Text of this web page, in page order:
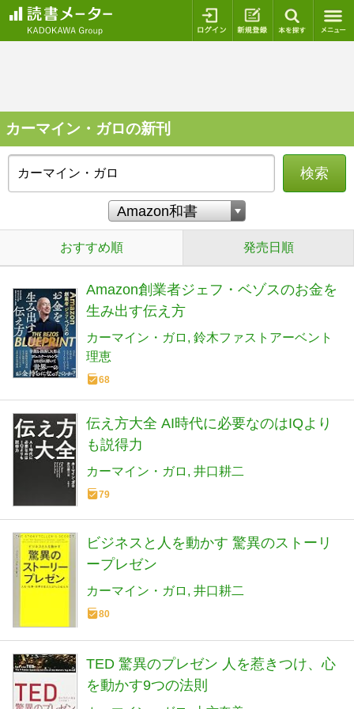
ログイン 新規登録
カーマイン・ガロの新刊
検索
おすすめ順 発売日順
Amazon創業者ジェフ・ベゾスのお金を
生み出す伝え方
カーマイン・ガロ
鈴木ファストアーベント
理恵
68
伝え方大全 AI時代に必要なのはIQより
も説得力
カーマイン・ガロ 井口耕二
79
ビジネスと人を動かす 驚異のストーリ
ープレゼン
カーマイン・ガロ 井口耕二
80
TED 驚異のプレゼン 人を惹きつけ、心
を動かす9つの法則